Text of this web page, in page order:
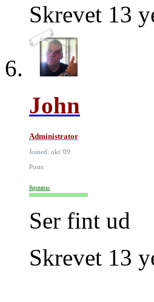
Skrevet 13
John
Administrator
Joined: okt '09
Posts:
Reputation:
Ser fint ud
Skrevet 13